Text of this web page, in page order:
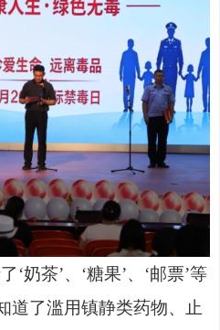
‘奶茶’、‘糖果’、‘邮票’等
道了滥用镇静类药物、止